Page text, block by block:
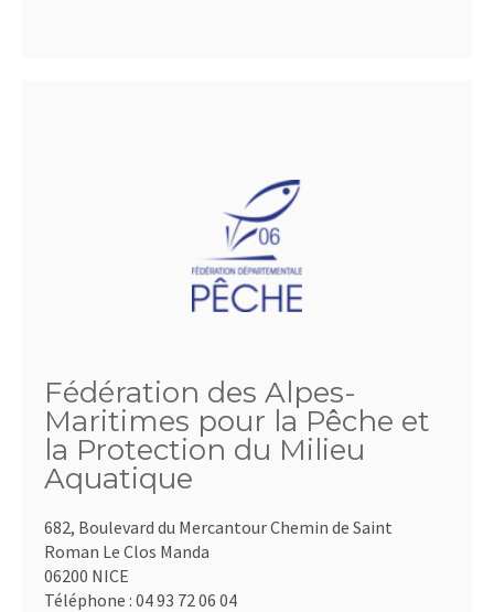
Fédération des Alpes-
Maritimes pour la Pêche et
la Protection du Milieu
Aquatique
682, Boulevard du Mercantour Chemin de Saint
Roman Le Clos Manda
06200 NICE
Téléphone : 04 93 72 06 04